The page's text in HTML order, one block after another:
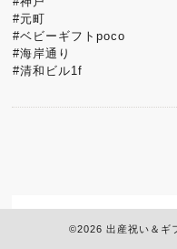
#元町
#ベビーギフトpoco
#海岸通り
#清和ビル1f
©2026 出産祝い＆ギ